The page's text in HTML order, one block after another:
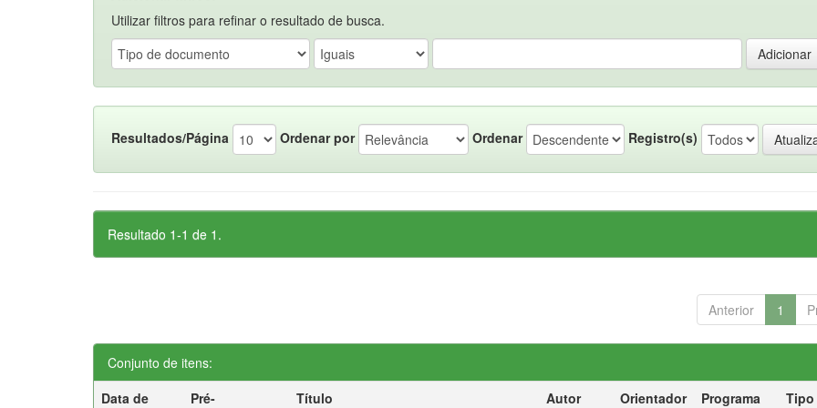
Utilizar filtros para refinar o resultado de busca.
Resultados/Página Ordenar por Ordenar Registro(s)
Resultado 1-1 de 1.
Anterior 1
Conjunto de itens:
Data de
Pré-
Título Autor Orientador Programa
Tipo